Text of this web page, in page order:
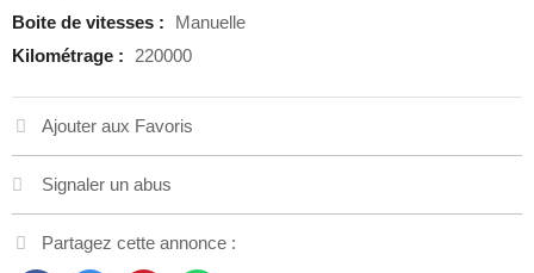
Boite de vitesses :
Manuelle
Kilométrage :
220000
Ajouter aux Favoris
Signaler un abus
Partagez cette annonce :